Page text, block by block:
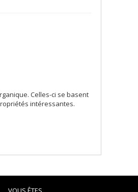
Celles-ci se basent
intéressantes.